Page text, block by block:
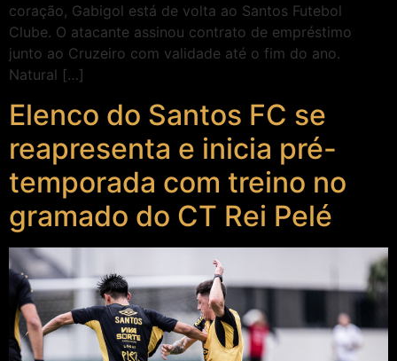
coração, Gabigol está de volta ao Santos Futebol
Clube. O atacante assinou contrato de empréstimo
junto ao Cruzeiro com validade até o fim do ano.
Natural […]
Elenco do Santos FC se
reapresenta e inicia pré-
temporada com treino no
gramado do CT Rei Pelé